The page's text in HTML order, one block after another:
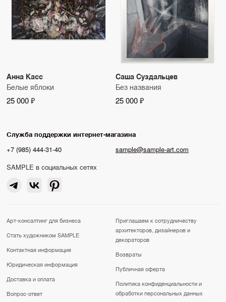
Анна Касс
Белые яблоки
25 000 ₽
Саша Суздальцев
Без названия
25 000 ₽
Служба поддержки интернет-магазина
+7 (985) 444-31-40
sample@sample-art.com
SAMPLE в социальных сетях
Арт-консалтинг для бизнеса
Стать художником SAMPLE
Контактная информация
Юридическая информация
Доставка и оплата
Вопрос-ответ
Приглашаем к сотрудничеству
архитекторов, дизайнеров и
декораторов
Возвраты
Публичная оферта
Политика конфиденциальности и
обработки персональных данных